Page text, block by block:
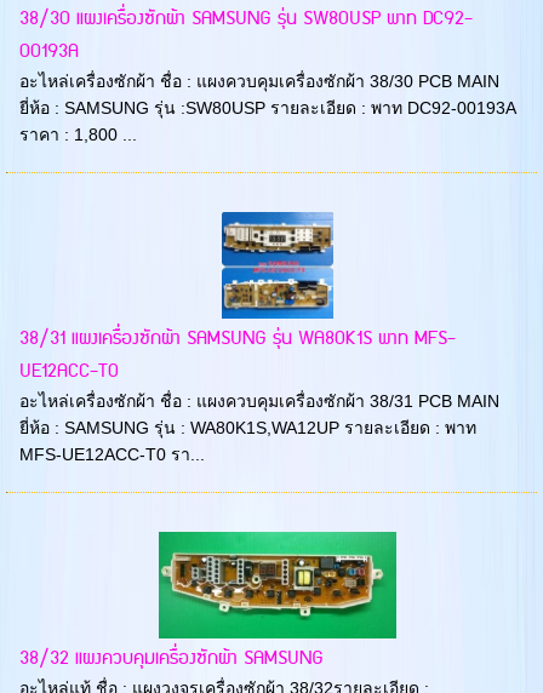
38/30 แผงเครื่องซักผ้า SAMSUNG รุ่น SW80USP พาท DC92-
00193A
อะไหล่เครื่องซักผ้า ชื่อ : แผงควบคุมเครื่องซักผ้า 38/30 PCB MAIN
ยี่ห้อ : SAMSUNG รุ่น :SW80USP รายละเอียด : พาท DC92-00193A
ราคา : 1,800 ...
38/31 แผงเครื่องซักผ้า SAMSUNG รุ่น WA80K1S พาท MFS-
UE12ACC-T0
อะไหล่เครื่องซักผ้า ชื่อ : แผงควบคุมเครื่องซักผ้า 38/31 PCB MAIN
ยี่ห้อ : SAMSUNG รุ่น : WA80K1S,WA12UP รายละเอียด : พาท
MFS-UE12ACC-T0 รา...
38/32 แผงควบคุมเครื่องซักผ้า SAMSUNG
อะไหล่แท้ ชื่อ : แผงวงจรเครื่องซักผ้า 38/32รายละเอียด :